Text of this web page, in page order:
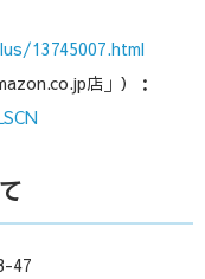
13745007.html
店」）：
47